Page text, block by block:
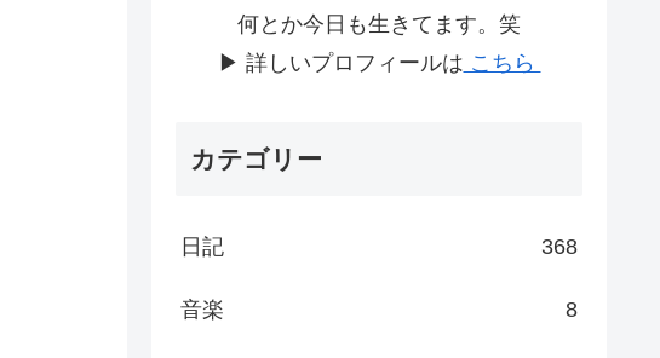
何とか今日も生きてます。笑
▶ 詳しいプロフィールは こちら
カテゴリー
日記 368
音楽 8